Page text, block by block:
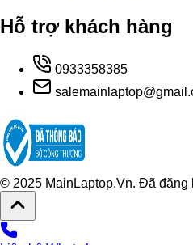
Hỗ trợ khách hàng
0933358385
© 2025 MainLaptop.Vn. Đã đăng